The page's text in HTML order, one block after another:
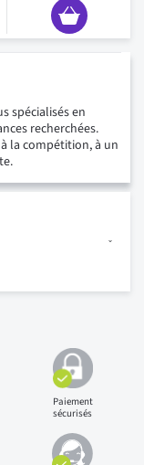
spécialisés en
recherchées.
la compétition, à un
Paiement
sécurisés